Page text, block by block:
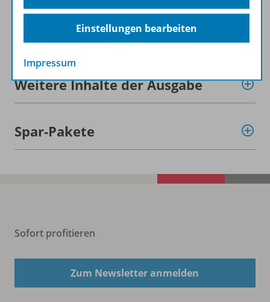
Beschreibung
Weitere Inhalte der Ausgabe
Spar-Pakete
Sofort profitieren
Zum Newsletter anmelden
Einstellungen bearbeiten
Impressum